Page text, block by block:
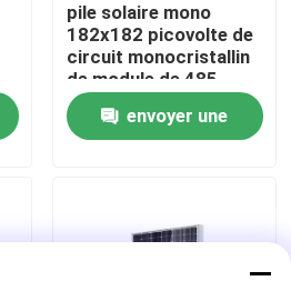
pile solaire mono
182x182 picovolte de
circuit monocristallin
de module de 485-
510w
envoyer une